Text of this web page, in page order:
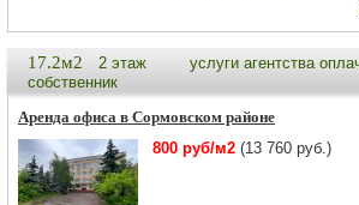
17.2м2 2 этаж
услуги агентства
собственник
Аренда офиса в Сормовском районе
800 руб/м2 (13 760 руб.)